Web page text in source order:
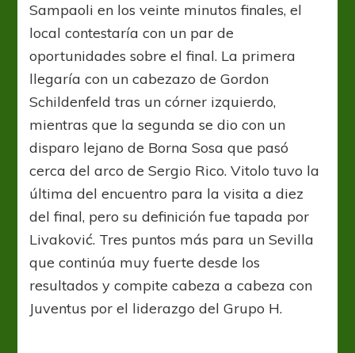
Sampaoli en los veinte minutos finales, el
local contestaría con un par de
oportunidades sobre el final. La primera
llegaría con un cabezazo de Gordon
Schildenfeld tras un córner izquierdo,
mientras que la segunda se dio con un
disparo lejano de Borna Sosa que pasó
cerca del arco de Sergio Rico. Vitolo tuvo la
última del encuentro para la visita a diez
del final, pero su definición fue tapada por
Livaković. Tres puntos más para un Sevilla
que continúa muy fuerte desde los
resultados y compite cabeza a cabeza con
Juventus por el liderazgo del Grupo H.